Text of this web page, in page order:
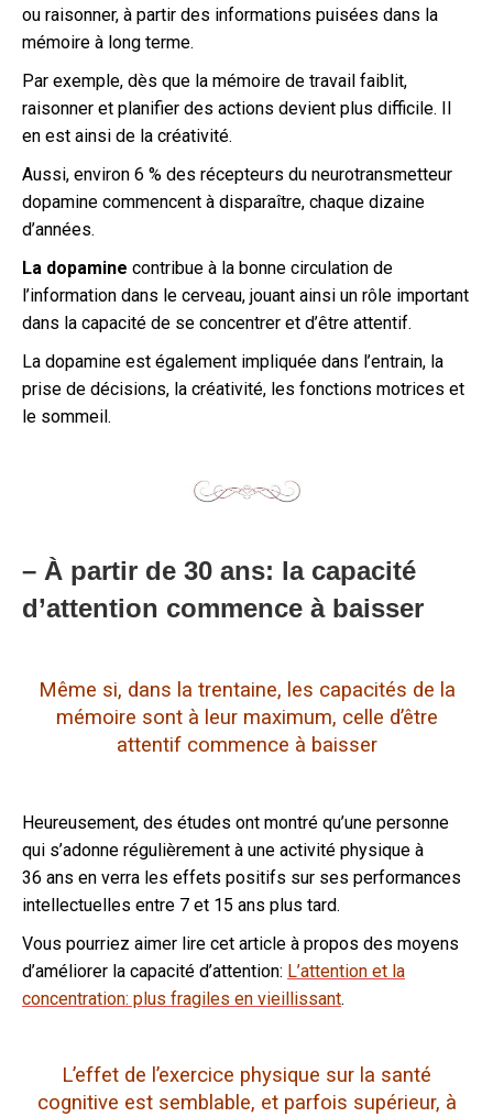
ou raisonner, à partir des informations puisées dans la
mémoire à long terme.
Par exemple, dès que la mémoire de travail faiblit,
raisonner et planifier des actions devient plus difficile. Il
en est ainsi de la créativité.
Aussi, environ 6 % des récepteurs du neurotransmetteur
dopamine commencent à disparaître, chaque dizaine
d’années.
La dopamine contribue à la bonne circulation de
l’information dans le cerveau, jouant ainsi un rôle important
dans la capacité de se concentrer et d’être attentif.
La dopamine est également impliquée dans l’entrain, la
prise de décisions, la créativité, les fonctions motrices et
le sommeil.
– À partir de 30 ans: la capacité
d’attention commence à baisser
Même si, dans la trentaine, les capacités de la
mémoire sont à leur maximum, celle d’être
attentif commence à baisser
Heureusement, des études ont montré qu’une personne
qui s’adonne régulièrement à une activité physique à
36 ans en verra les effets positifs sur ses performances
intellectuelles entre 7 et 15 ans plus tard.
Vous pourriez aimer lire cet article à propos des moyens
d’améliorer la capacité d’attention: L’attention et la
concentration: plus fragiles en vieillissant.
L’effet de l’exercice physique sur la santé
cognitive est semblable, et parfois supérieur, à